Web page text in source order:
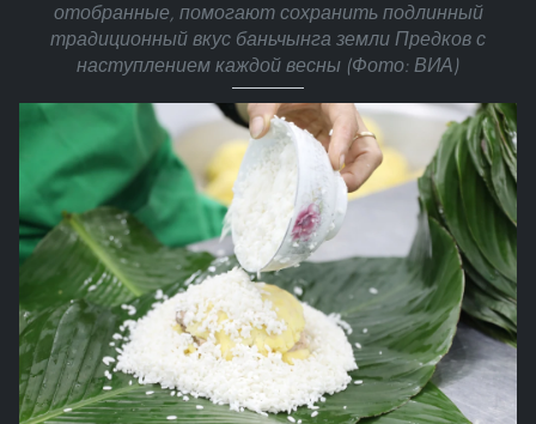
отобранные, помогают сохранить подлинный
традиционный вкус баньчынга земли Предков с
наступлением каждой весны (Фото: ВИА)